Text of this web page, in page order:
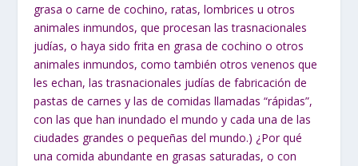
grasa o carne de cochino, ratas, lombrices u otros
animales inmundos, que procesan las trasnacionales
judías, o haya sido frita en grasa de cochino o otros
animales inmundos, como también otros venenos que
les echan, las trasnacionales judías de fabricación de
pastas de carnes y las de comidas llamadas “rápidas”,
con las que han inundado el mundo y cada una de las
ciudades grandes o pequeñas del mundo.) ¿Por qué
una comida abundante en grasas saturadas, o con